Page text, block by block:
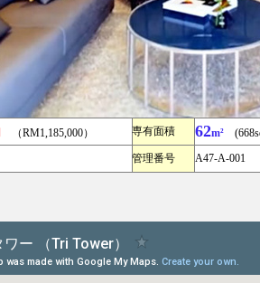
（RM1,185,000） 専有面積 62m²
管理番号 A47-A-001